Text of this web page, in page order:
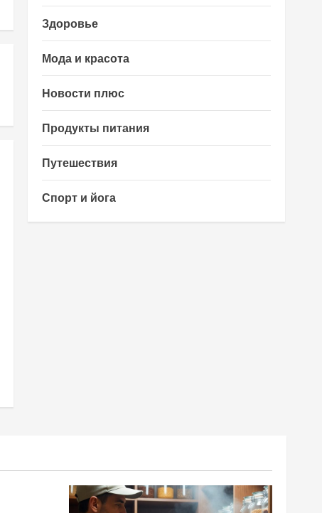
Здоровье
Мода и красота
Новости плюс
Продукты питания
Путешествия
Спорт и йога